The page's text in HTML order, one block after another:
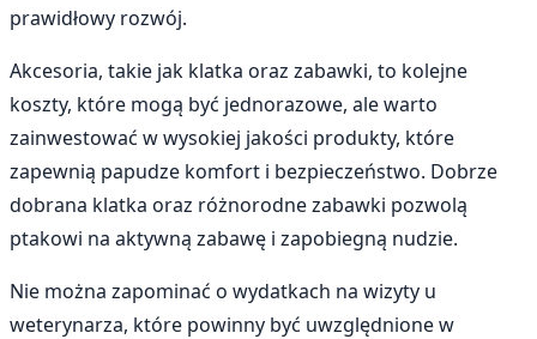
prawidłowy rozwój.
Akcesoria, takie jak klatka oraz zabawki, to kolejne
koszty, które mogą być jednorazowe, ale warto
zainwestować w wysokiej jakości produkty, które
zapewnią papudze komfort i bezpieczeństwo. Dobrze
dobrana klatka oraz różnorodne zabawki pozwolą
ptakowi na aktywną zabawę i zapobiegną nudzie.
Nie można zapominać o wydatkach na wizyty u
weterynarza, które powinny być uwzględnione w